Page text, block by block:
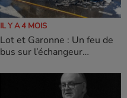
IL Y A 4 MOIS
Lot et Garonne : Un feu de
bus sur l’échangeur